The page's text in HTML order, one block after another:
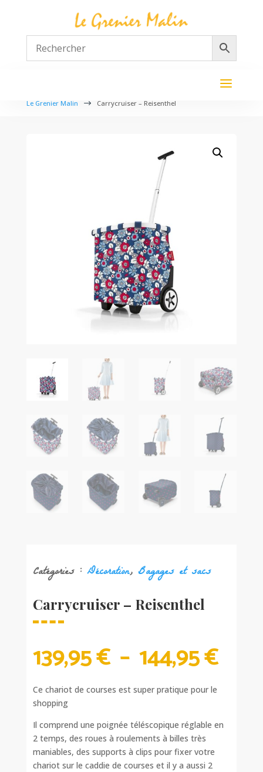
Le Grenier Malin $ Carrycruiser – Reisenthel
Catégories : Décoration, Bagages et sacs
Carrycruiser – Reisenthel
139,95€ – 144,95€DE
Ce chariot de courses est super pratique pour le
shopping
Il comprend une poignée téléscopique réglable en
2 temps, des roues à roulements à billes très
maniables, des supports à clips pour fixer votre
chariot sur le caddie de courses et il y a aussi 2